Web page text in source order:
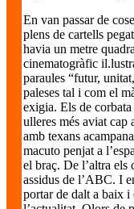
En van passar de
plens de cartells
havia un metre
cinematogràfic
paraules “futur,
paleses tal i com el
exigia. Els de
ulleres més aviat cap
amb texans
macuto penjat a
el braç. De l’altra els
assidus de l’ABC. I
portar de dalt a baix i